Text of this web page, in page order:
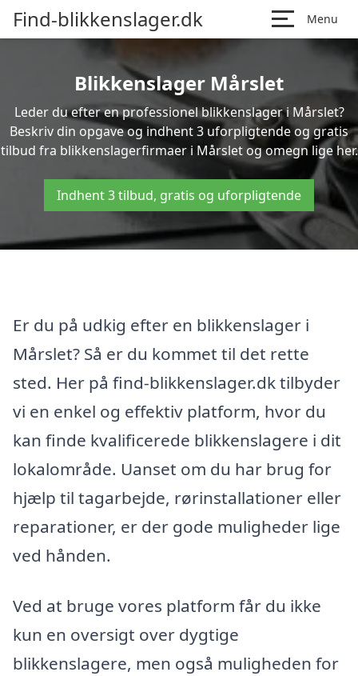
Find-blikkenslager.dk Menu
Blikkenslager Mårslet
Leder du efter en professionel blikkenslager i Mårslet?
Beskriv din opgave og indhent 3 uforpligtende og gratis
tilbud fra blikkenslagerfirmaer i Mårslet og omegn lige her.
Indhent 3 tilbud, gratis og uforpligtende
Er du på udkig efter en blikkenslager i
Mårslet? Så er du kommet til det rette
sted. Her på find-blikkenslager.dk tilbyder
vi en enkel og effektiv platform, hvor du
kan finde kvalificerede blikkenslagere i dit
lokalområde. Uanset om du har brug for
hjælp til tagarbejde, rørinstallationer eller
reparationer, er der gode muligheder lige
ved hånden.
Ved at bruge vores platform får du ikke
kun en oversigt over dygtige
blikkenslagere, men også muligheden for